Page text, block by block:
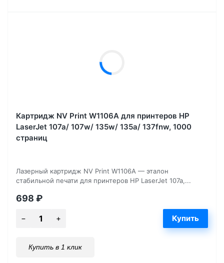
Картридж NV Print W1106A для принтеров HP
LaserJet 107a/ 107w/ 135w/ 135a/ 137fnw, 1000
страниц
Лазерный картридж NV Print W1106A — эталон
стабильной печати для принтеров HP LaserJet 107a,...
698 ₽
Купить в 1 клик